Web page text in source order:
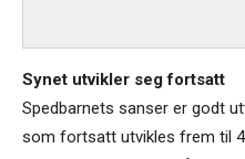
Synet utvikler seg fortsatt
Spedbarnets sanser er godt
som fortsatt utvikles frem til